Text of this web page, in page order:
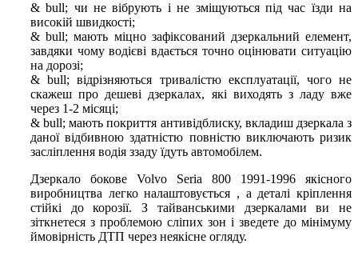
& bull; чи не вібрують і не зміщуються під час їзди на
високій швидкості;
& bull; мають міцно зафіксований дзеркальний елемент,
завдяки чому водієві вдається точно оцінювати ситуацію
на дорозі;
& bull; відрізняються тривалістю експлуатації, чого не
скажеш про дешеві дзеркалах, які виходять з ладу вже
через 1-2 місяці;
& bull; мають покриття антивідблиску, вкладиш дзеркала з
даної відбивною здатністю повністю виключають ризик
засліплення водія ззаду їдуть автомобілем.
Дзеркало бокове Volvo Seria 800 1991-1996 якісного
виробництва легко налаштовується , а деталі кріплення
стійкі до корозії. З тайванськими дзеркалами ви не
зіткнетеся з проблемою сліпих зон і зведете до мінімуму
ймовірність ДТП через неякісне огляду.